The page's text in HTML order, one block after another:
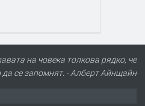
на човека толкова рядко, че
да се запомнят. - Алберт Айнщайн